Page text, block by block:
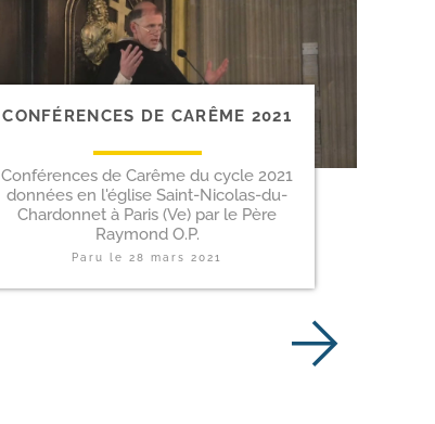
CONFÉRENCES DE CARÊME 2021
Conférences de Carême du cycle 2021
données en l'église Saint-Nicolas-du-
Chardonnet à Paris (Ve) par le Père
Raymond O.P.
Paru le28 mars 2021